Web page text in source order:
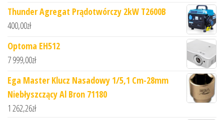
Thunder Agregat Prądotwórczy 2kW T2600B
400,00zł
Optoma EH512
7 999,00zł
Ega Master Klucz Nasadowy 1/5,1 Cm-28mm
Niebłyszczący Al Bron 71180
1 262,26zł